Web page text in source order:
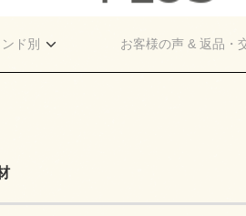
ド別 お客様の声 & 返品・